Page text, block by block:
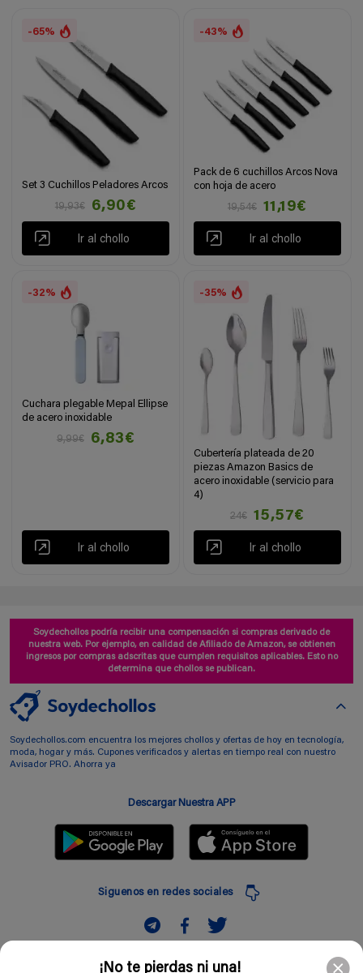
¡No te pierdas ni una!
-65%
Set 3 Cuchillos Peladores Arcos
19,93€
6,90€
Ir al chollo
-43%
Pack de 6 cuchillos Arcos Nova
con hoja de acero
19,54€
11,19€
Ir al chollo
-32%
Cuchara plegable Mepal Ellipse
de acero inoxidable
9,99€
6,83€
Ir al chollo
-35%
Cubertería plateada de 20
piezas Amazon Basics de
acero inoxidable (servicio para
4)
24€
15,57€
Ir al chollo
Soydechollos podría recibir una compensación si compras derivado de
nuestra web. Por ejemplo, en calidad de Afiliado de Amazon, se obtienen
ingresos por compras adscritas que cumplen requisitos aplicables. Esto no
determina que chollos se publican.
Soydechollos.com encuentra los mejores chollos y ofertas de hoy en tecnología,
moda, hogar y más. Cupones verificados y alertas en tiempo real con nuestro
Avisador PRO. Ahorra ya
Descargar Nuestra APP
Siguenos en redes sociales
Suscribir